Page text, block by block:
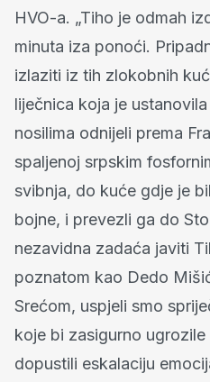
HVO-a. „Tiho je odmah
minuta iza ponoći.
izlaziti iz tih zlokobnih
liječnica koja je
nosilima odnijeli prema
spaljenoj srpskim
svibnja, do kuće gdje je
bojne, i prevezli ga do
nezavidna zadaća javiti
poznatom kao Dedo
Srećom, uspjeli smo
koje bi zasigurno
dopustili eskalaciju